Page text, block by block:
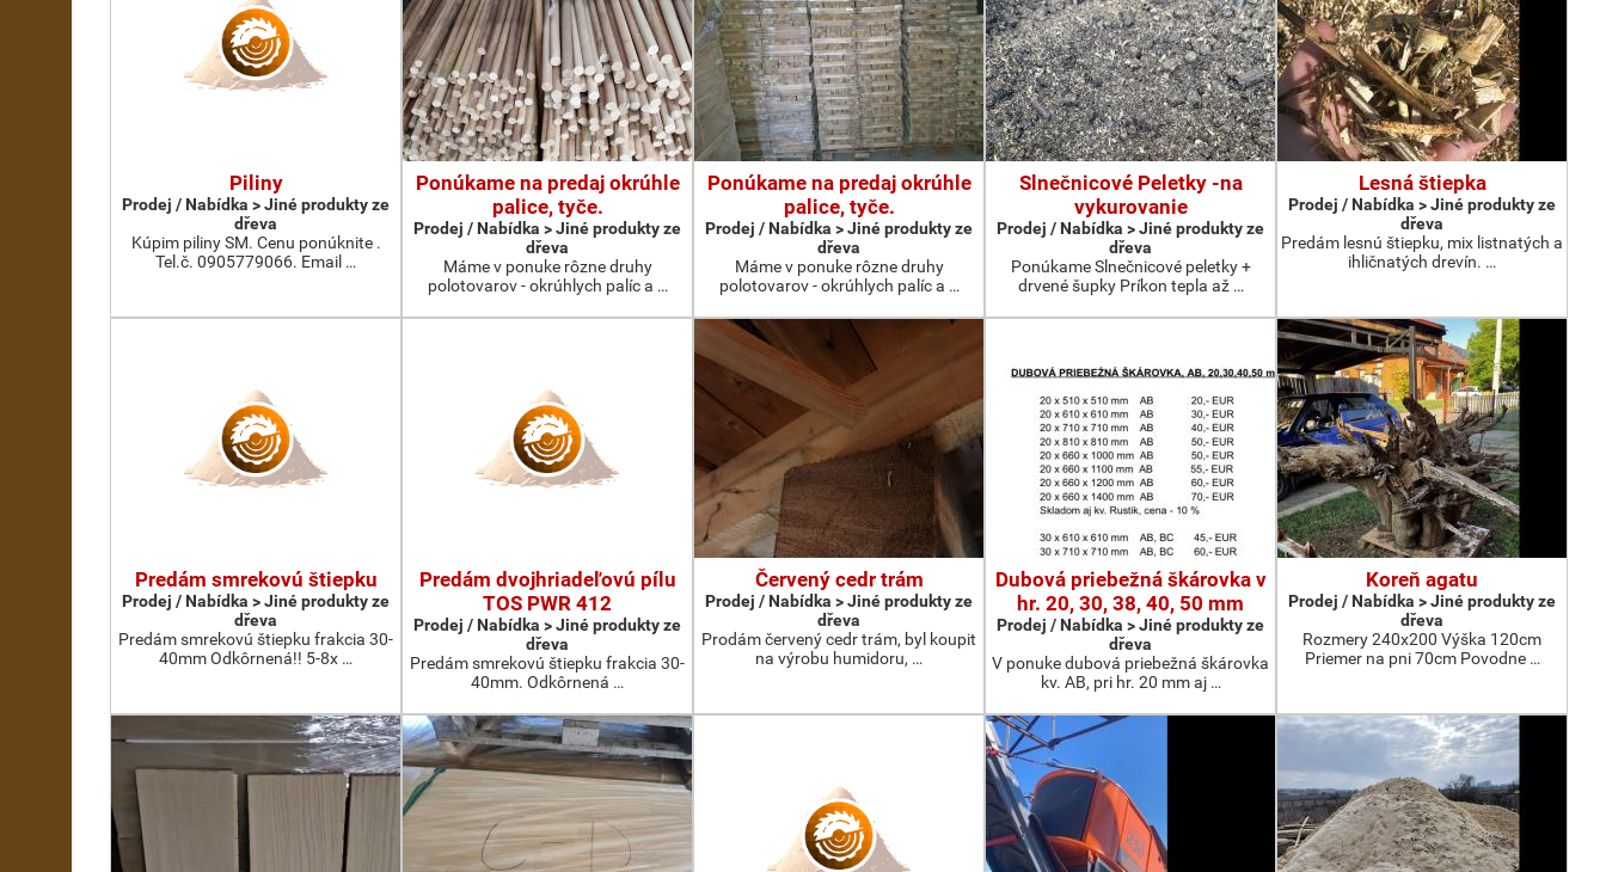
Piliny
Prodej / Nabídka > Jiné produkty ze
dřeva
Kúpim piliny SM. Cenu ponúknite .
Tel.č. 0905779066. Email …
Ponúkame na predaj okrúhle
palice, tyče.
Prodej / Nabídka > Jiné produkty ze
dřeva
Máme v ponuke rôzne druhy
polotovarov - okrúhlych palíc a …
Ponúkame na predaj okrúhle
palice, tyče.
Prodej / Nabídka > Jiné produkty ze
dřeva
Máme v ponuke rôzne druhy
polotovarov - okrúhlych palíc a …
Slnečnicové Peletky -na
vykurovanie
Prodej / Nabídka > Jiné produkty ze
dřeva
Ponúkame Slnečnicové peletky +
drvené šupky Príkon tepla až …
Lesná štiepka
Prodej / Nabídka > Jiné produkty ze
dřeva
Predám lesnú štiepku, mix listnatých a
ihličnatých drevín. …
Predám smrekovú štiepku
Prodej / Nabídka > Jiné produkty ze
dřeva
Predám smrekovú štiepku frakcia 30-
40mm Odkôrnená!! 5-8x …
Predám dvojhriadeľovú pílu
TOS PWR 412
Prodej / Nabídka > Jiné produkty ze
dřeva
Predám smrekovú štiepku frakcia 30-
40mm. Odkôrnená …
Červený cedr trám
Prodej / Nabídka > Jiné produkty ze
dřeva
Prodám červený cedr trám, byl koupit
na výrobu humidoru, …
Dubová priebežná škárovka v
hr. 20, 30, 38, 40, 50 mm
Prodej / Nabídka > Jiné produkty ze
dřeva
V ponuke dubová priebežná škárovka
kv. AB, pri hr. 20 mm aj …
Koreň agatu
Prodej / Nabídka > Jiné produkty ze
dřeva
Rozmery 240x200 Výška 120cm
Priemer na pni 70cm Povodne …